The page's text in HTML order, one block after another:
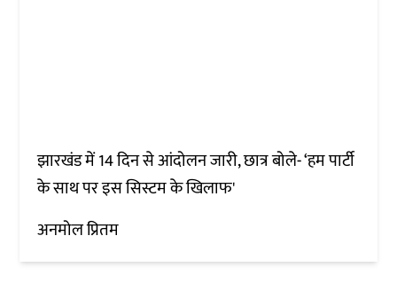
झारखंड में 14 दिन से आंदोलन जारी, छात्र बोले- ‘हम पार्टी
के साथ पर इस सिस्टम के खिलाफ'
अनमोल प्रितम